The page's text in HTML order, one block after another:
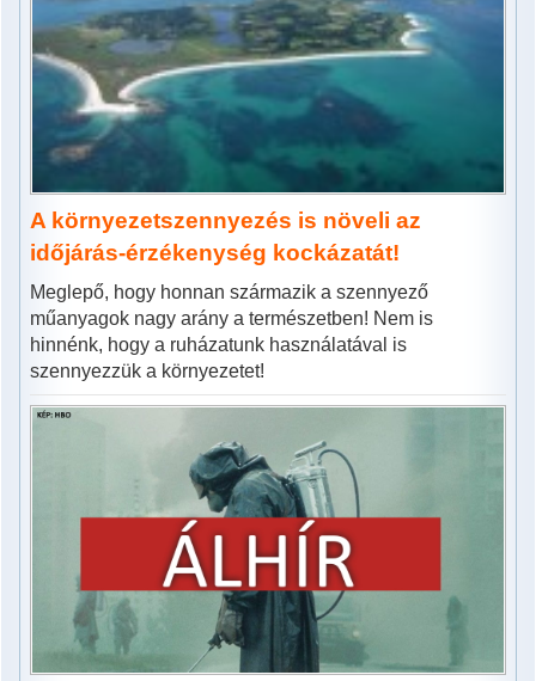
A környezetszennyezés is növeli az
időjárás-érzékenység kockázatát!
Meglepő, hogy honnan származik a szennyező
műanyagok nagy arány a természetben! Nem is
hinnénk, hogy a ruházatunk használatával is
szennyezzük a környezetet!